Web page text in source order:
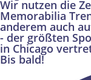
Wir nutzen die
Memorabilia
anderem auch
- der größten
in Chicago
Bis bald!